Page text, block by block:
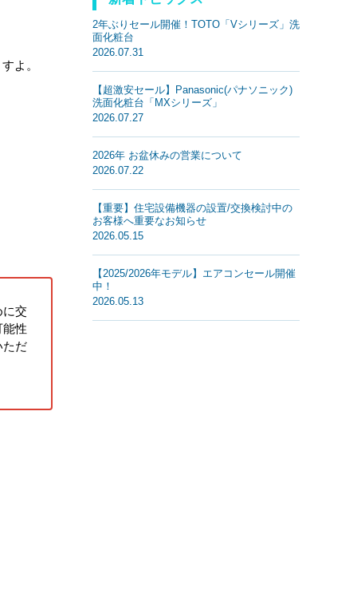
よ。
交
性
ただ
2年ぶりセール開催！TOTO「Vシリーズ」洗
面化粧台
2026.07.31
【超激安セール】Panasonic(パナソニック)
洗面化粧台「MXシリーズ」
2026.07.27
2026年 お盆休みの営業について
2026.07.22
【重要】住宅設備機器の設置/交換検討中の
お客様へ重要なお知らせ
2026.05.15
【2025/2026年モデル】エアコンセール開催
中！
2026.05.13